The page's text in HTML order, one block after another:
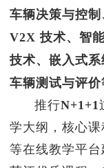
车辆决策与控
V2X 技术、智
技术、嵌入式
车辆测试与评价
推行N+1+1
学大纲，核心
等在线教学平